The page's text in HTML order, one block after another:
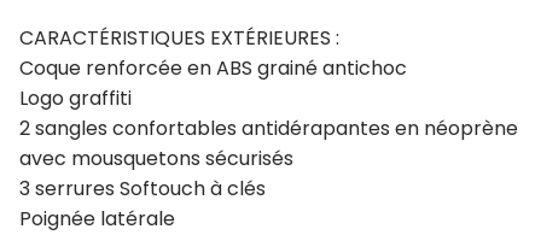
CARACTÉRISTIQUES EXTÉRIEURES :
Coque renforcée en ABS grainé antichoc
Logo graffiti
2 sangles confortables antidérapantes en néoprène
avec mousquetons sécurisés
3 serrures Softouch à clés
Poignée latérale